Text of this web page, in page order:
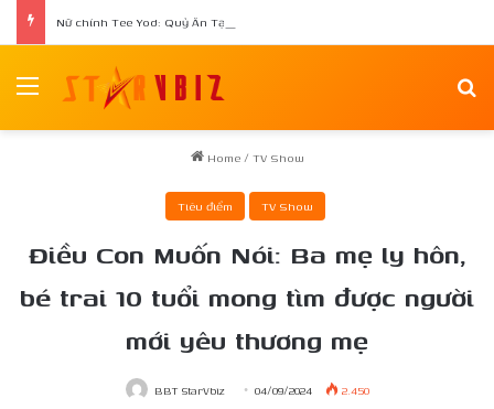
Menu
Home / TV Show
Tiêu điểm TV Show
Điều Con Muốn Nói: Ba mẹ ly hôn,
bé trai 10 tuổi mong tìm được người
mới yêu thương mẹ
BBT StarVbiz 04/09/2024 2.450